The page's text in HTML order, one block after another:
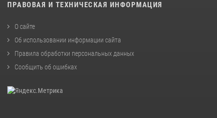
ПРАВОВАЯ И ТЕХНИЧЕСКАЯ ИНФОРМАЦИЯ
О сайте
Об использовании информации сайта
Правила обработки персональных данных
Сообщить об ошибках